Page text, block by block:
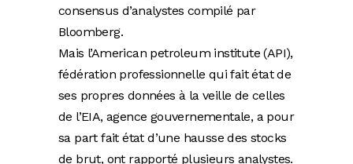
consensus d’analystes compilé par
Bloomberg.
Mais l’American petroleum institute (API),
fédération professionnelle qui fait état de
ses propres données à la veille de celles
de l’EIA, agence gouvernementale, a pour
sa part fait état d’une hausse des stocks
de brut, ont rapporté plusieurs analystes.